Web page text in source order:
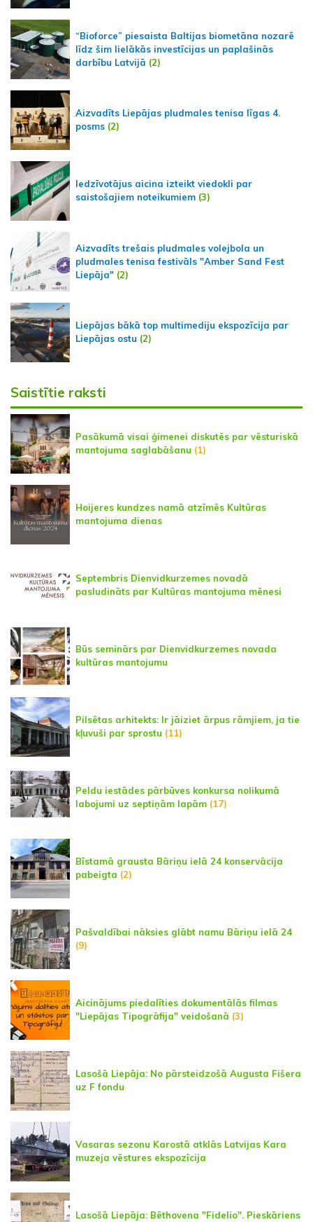
“Bioforce” piesaista Baltijas biometāna nozarē
līdz šim lielākās investīcijas un paplašinās
darbību Latvijā (2)
Aizvadīts Liepājas pludmales tenisa līgas 4.
posms (2)
Iedzīvotājus aicina izteikt viedokli par
saistošajiem noteikumiem (3)
Aizvadīts trešais pludmales volejbola un
pludmales tenisa festivāls "Amber Sand Fest
Liepāja" (2)
Liepājas bākā top multimediju ekspozīcija par
Liepājas ostu (2)
Saistītie raksti
Pasākumā visai ģimenei diskutēs par vēsturiskā
mantojuma saglabāšanu (1)
Hoijeres kundzes namā atzīmēs Kultūras
mantojuma dienas
Septembris Dienvidkurzemes novadā
pasludināts par Kultūras mantojuma mēnesi
Būs seminārs par Dienvidkurzemes novada
kultūras mantojumu
Pilsētas arhitekts: Ir jāiziet ārpus rāmjiem, ja tie
kļuvuši par sprostu (11)
Peldu iestādes pārbūves konkursa nolikumā
labojumi uz septiņām lapām (17)
Bīstamā grausta Bāriņu ielā 24 konservācija
pabeigta (2)
Pašvaldībai nāksies glābt namu Bāriņu ielā 24
(9)
Aicinājums piedalīties dokumentālās filmas
"Liepājas Tipogrāfija" veidošanā (3)
Lasošā Liepāja: No pārsteidzošā Augusta Fišera
uz F fondu
Vasaras sezonu Karostā atklās Latvijas Kara
muzeja vēstures ekspozīcija
Lasošā Liepāja: Bēthovena "Fidelio". Pieskāriens